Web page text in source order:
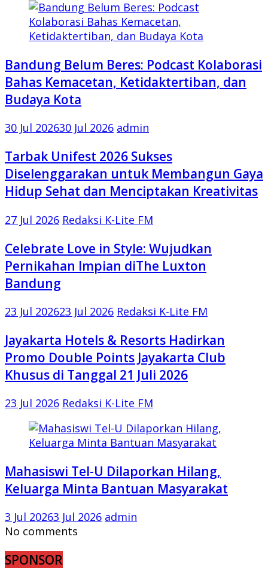
Bandung Belum Beres: Podcast Kolaborasi
Bahas Kemacetan, Ketidaktertiban, dan
Budaya Kota
30 Jul 202630 Jul 2026 admin
Tarbak Unifest 2026 Sukses
Diselenggarakan untuk Membangun Gaya
Hidup Sehat dan Menciptakan Kreativitas
27 Jul 2026 Redaksi K-Lite FM
Celebrate Love in Style: Wujudkan
Pernikahan Impian diThe Luxton
Bandung
23 Jul 202623 Jul 2026 Redaksi K-Lite FM
Jayakarta Hotels & Resorts Hadirkan
Promo Double Points Jayakarta Club
Khusus di Tanggal 21 Juli 2026
23 Jul 2026 Redaksi K-Lite FM
Mahasiswi Tel-U Dilaporkan Hilang,
Keluarga Minta Bantuan Masyarakat
3 Jul 20263 Jul 2026 admin
No comments
SPONSOR